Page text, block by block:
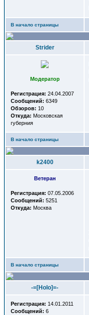
В начало страницы
Strider
Модератор
Регистрация: 24.04.2007
Сообщений: 6349
Обзоров: 10
Откуда: Московская
губерния
В начало страницы
k2400
Ветеран
Регистрация: 07.05.2006
Сообщений: 5251
Откуда: Москва
В начало страницы
-=[Holo]=-
Регистрация: 14.01.2011
Сообщений: 6